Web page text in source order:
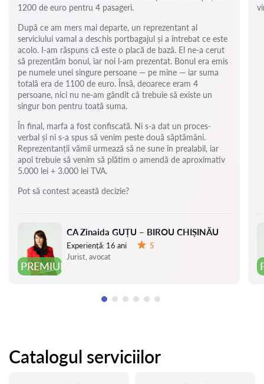
PREMIUM
CA Zinaida GUȚU – BIROU CHIȘINĂU
Experiență: 16 ani
5
Jurist, avocat
1200 de euro pentru 4 pasageri.
După ce am mers mai departe, un reprezentant al
serviciului vamal a deschis portbagajul și a întrebat ce este
acolo. I-am răspuns că este o placă de bază. El ne-a cerut
să prezentăm bonul, iar noi l-am prezentat. Bonul era emis
pe numele unei singure persoane — pe mine — iar suma
totală era de 1100 de euro. Însă, deoarece eram 4
persoane, nici nu ne-am gândit că trebuie să existe un
singur bon pentru toată suma.
În final, marfa a fost confiscată. Ni s-a dat un proces-
verbal și ni s-a spus să venim peste două săptămâni.
Reprezentanții vămii urmează să ne sune în prealabil, iar
apoi trebuie să venim să plătim o amendă de aproximativ
5.000 lei + 3.000 lei TVA.
Pot să contest această decizie?
Catalogul serviciilor